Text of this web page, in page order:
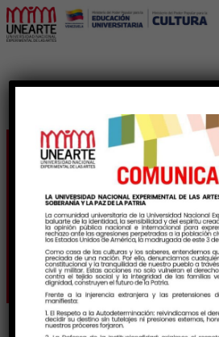
Jornada de
benefició
comunidad